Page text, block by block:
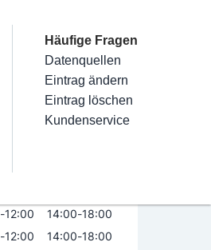
Für Unternehmer
Terminbuchung
Kostenlose Beratung
Mein Firmeneintrag
Eintrag hinzufügen
Eintrag beanspruchen
Eintrag verwalten
Eintrag bewerben
Häufige Fragen
Datenquellen
Eintrag ändern
Eintrag löschen
Kundenservice
Jetzt geöffnet
-12:00 14:00-18:00
-12:00 14:00-18:00